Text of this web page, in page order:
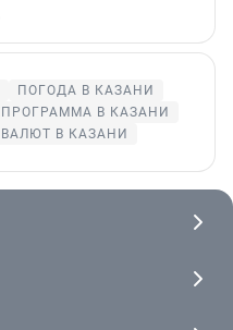
ПОГОДА В КАЗАНИ
В КАЗАНИ
В КАЗАНИ